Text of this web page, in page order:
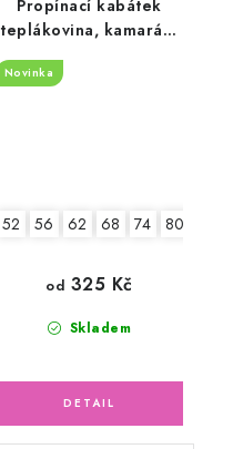
Propínací kabátek
teplákovina, kamarádi
zvířátka
Novinka
52 56 62 68 74 80
Skladem
od 325 Kč